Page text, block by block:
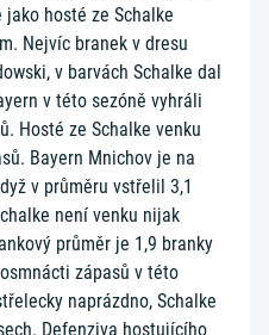
hosté ze Schalke
Nejvíc branek v dresu
v barvách Schalke dal
v této sezóně vyhráli
Hosté ze Schalke venku
Bayern Mnichov je na
v průměru vstřelil 3,1
není venku nijak
průměr je 1,9 branky
zápasů v této
naprázdno, Schalke
Defenziva hostujícího